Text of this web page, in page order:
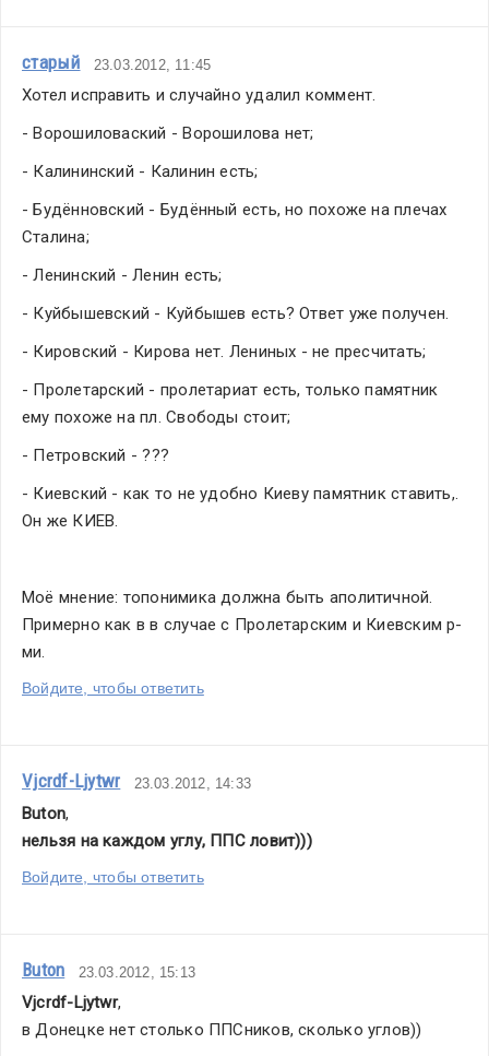
старый 23.03.2012, 11:45
Хотел исправить и случайно удалил коммент.
- Ворошиловаский - Ворошилова нет;
- Калининский - Калинин есть;
- Будённовский - Будённый есть, но похоже на плечах
Сталина;
- Ленинский - Ленин есть;
- Куйбышевский - Куйбышев есть? Ответ уже получен.
- Кировский - Кирова нет. Лениных - не пресчитать;
- Пролетарский - пролетариат есть, только памятник
ему похоже на пл. Свободы стоит;
- Петровский - ???
- Киевский - как то не удобно Киеву памятник ставить,.
Он же КИЕВ.
Моё мнение: топонимика должна быть аполитичной.
Примерно как в в случае с Пролетарским и Киевским р-
ми.
Войдите, чтобы ответить
Vjcrdf-Ljytwr 23.03.2012, 14:33
Buton,
нельзя на каждом углу, ППС ловит)))
Войдите, чтобы ответить
Buton 23.03.2012, 15:13
Vjcrdf-Ljytwr,
в Донецке нет столько ППСников, сколько углов))